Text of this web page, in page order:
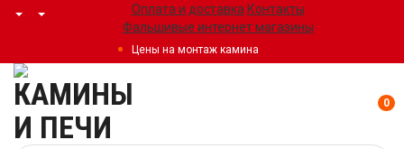
Оплата и доставка Контакты
Фальшивые интернет магазины
Цены на монтаж камина
0